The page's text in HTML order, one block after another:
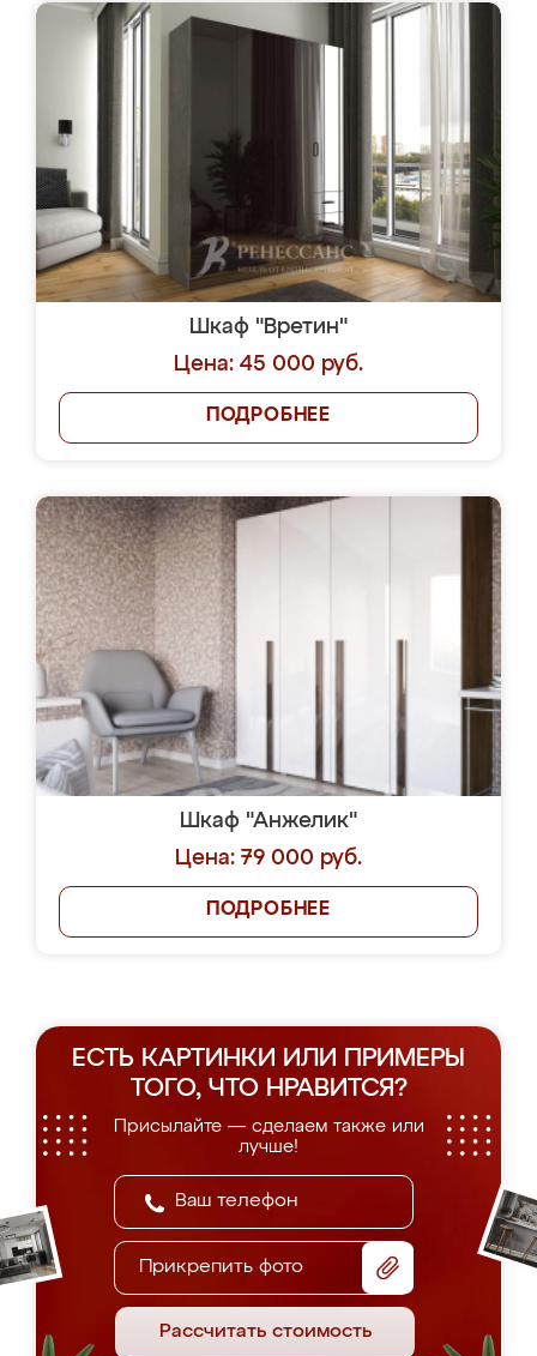
Шкаф "Вретин"
Цена: 45 000 руб.
ПОДРОБНЕЕ
Шкаф "Анжелик"
Цена: 79 000 руб.
ПОДРОБНЕЕ
ЕСТЬ КАРТИНКИ ИЛИ ПРИМЕРЫ
ТОГО, ЧТО НРАВИТСЯ?
Присылайте — сделаем также или
лучше!
Прикрепить фото
Рассчитать стоимость